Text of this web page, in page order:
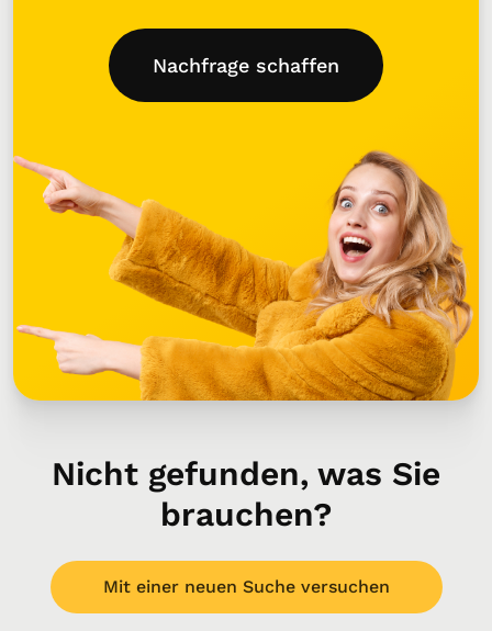
Nachfrage schaffen
Nicht gefunden, was Sie
brauchen?
Mit einer neuen Suche versuchen